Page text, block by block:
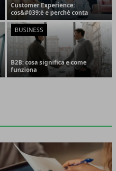
Customer Experience:
cos&#039;è e perché conta
BUSINESS
B2B: cosa significa e come
funziona